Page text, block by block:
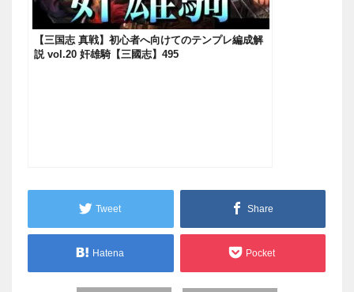
【三国志 真戦】初心者へ向けてのテンプレ編成解
説 vol.20 奸雄騎【三國志】495
Tweet Share
Hatena Pocket